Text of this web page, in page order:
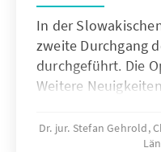
In der
zweite Durchgang
durchgeführt. Die
Weitere
Dr. jur. Stefan Gehrold,